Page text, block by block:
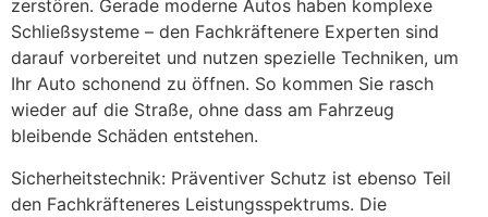
zerstören. Gerade moderne Autos haben komplexe
Schließsysteme – den Fachkräftenere Experten sind
darauf vorbereitet und nutzen spezielle Techniken, um
Ihr Auto schonend zu öffnen. So kommen Sie rasch
wieder auf die Straße, ohne dass am Fahrzeug
bleibende Schäden entstehen.
Sicherheitstechnik: Präventiver Schutz ist ebenso Teil
den Fachkräfteneres Leistungsspektrums. Die